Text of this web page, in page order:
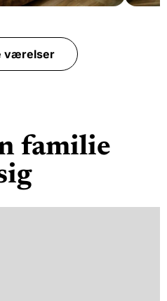
værelser
familie